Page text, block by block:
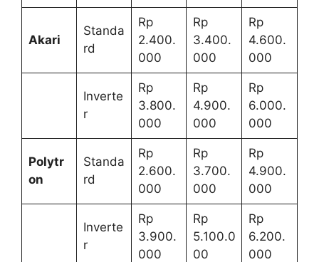
Akari
Standa
rd
Rp
2.400.
000
Rp
3.400.
000
Rp
4.600.
000
Inverte
r
Rp
3.800.
000
Rp
4.900.
000
Rp
6.000.
000
Polytr
on
Standa
rd
Rp
2.600.
000
Rp
3.700.
000
Rp
4.900.
000
Inverte
r
Rp
3.900.
000
Rp
5.100.0
00
Rp
6.200.
000